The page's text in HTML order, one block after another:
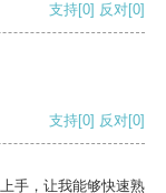
支持[0] 反对[0]
支持[0] 反对[0]
手，让我能够快速熟